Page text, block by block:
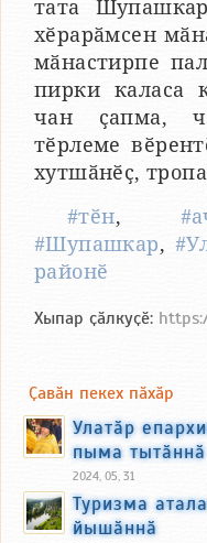
тата
хӗрарӑмсен
мӑнастирпе
пирки каласа
чан ҫапма,
тӗрлеме
хутшӑнӗҫ,
#тӗн,
#Шупашкар,
районӗ
Хыпар ҫӑлкуҫӗ:
Ҫавӑн пекех пӑхӑр
Улатӑр
пыма тытӑннӑ
2024, 05, 31
Туризма
йышӑннӑ